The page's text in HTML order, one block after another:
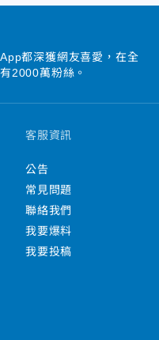
都深獲網友喜愛，在全
2000萬粉絲。
客服資訊
公告
常見問題
聯絡我們
我要爆料
我要投稿